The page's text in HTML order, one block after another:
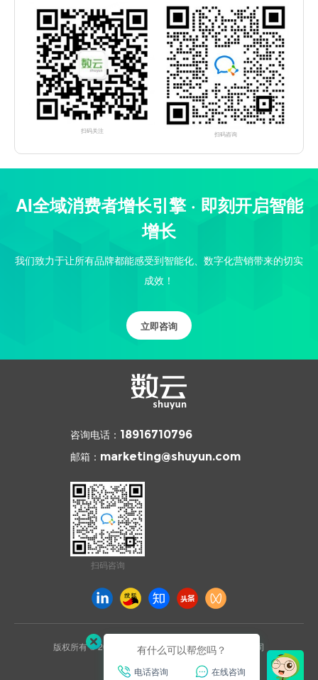
扫码关注 扫码咨询
AI全域消费者增长引擎 · 即刻开启智能
增长
我们致力于让所有品牌都能感受到智能化、数字化营销带来的切实
成效！
立即咨询
咨询电话： 18916710796
邮箱： marketing@shuyun.com
扫码咨询
版权所有 © 2026 杭州数云信息技术有限公司上海分公司
沪ICP备2021031892号
有什么可以帮您吗？
电话咨询 在线咨询